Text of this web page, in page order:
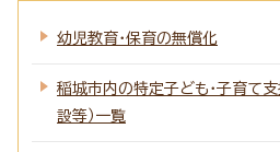
幼児教育・保育の無償化
稲城市内の特定子ども・子育て
設等）一覧